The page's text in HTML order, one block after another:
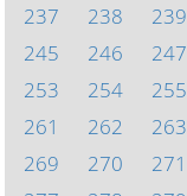
237
238 239
245
246 247
253
254 255
261
262 263
269
270 271